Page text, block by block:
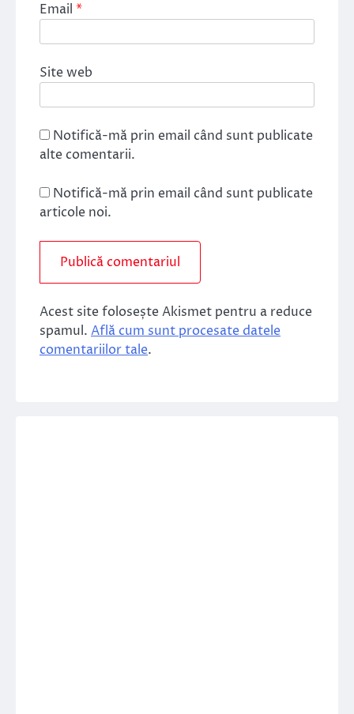
Email *
Site web
Notifică-mă prin email când sunt publicate
alte comentarii.
Notifică-mă prin email când sunt publicate
articole noi.
Acest site folosește Akismet pentru a reduce
spamul. Află cum sunt procesate datele
comentariilor tale.